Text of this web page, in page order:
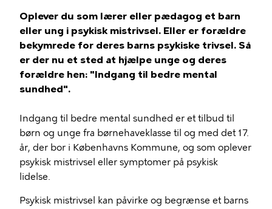
Oplever du som lærer eller pædagog et barn
eller ung i psykisk mistrivsel. Eller er forældre
bekymrede for deres barns psykiske trivsel. Så
er der nu et sted at hjælpe unge og deres
forældre hen: "Indgang til bedre mental
sundhed".
Indgang til bedre mental sundhed er et tilbud til
børn og unge fra børnehaveklasse til og med det 17.
år, der bor i Københavns Kommune, og som oplever
psykisk mistrivsel eller symptomer på psykisk
lidelse.
Psykisk mistrivsel kan påvirke og begrænse et barns